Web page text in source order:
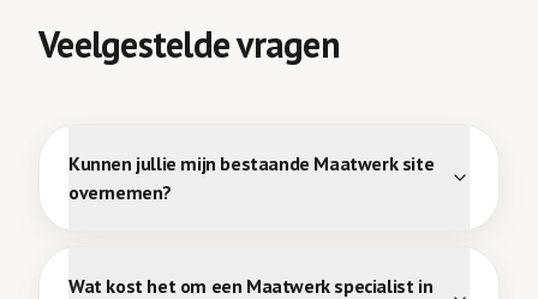
Veelgestelde vragen
Kunnen jullie mijn bestaande Maatwerk site
overnemen?
Wat kost het om een Maatwerk specialist in